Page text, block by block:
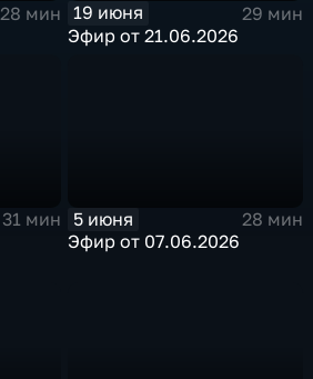
28 мин
19 июня
29 мин
Эфир от 21.06.2026
31 мин
5 июня
28 мин
Эфир от 07.06.2026